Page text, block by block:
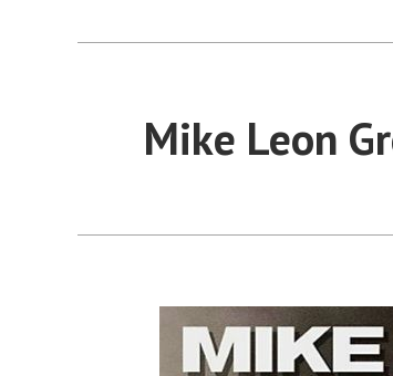
Mike Leon